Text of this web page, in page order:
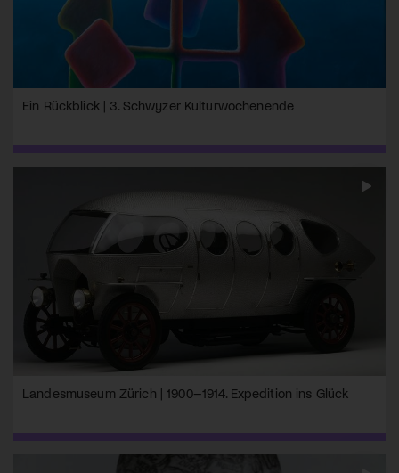
Ein Rückblick | 3. Schwyzer Kulturwochenende
Landesmuseum Zürich | 1900–1914. Expedition ins Glück